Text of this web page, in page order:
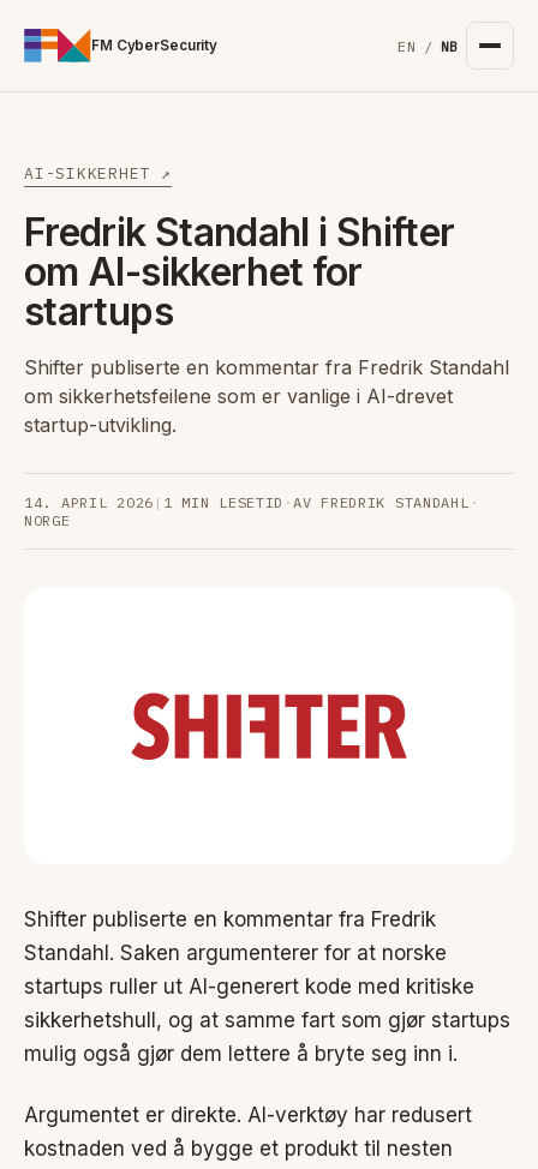
FM CyberSecurity EN / NB
AI-SIKKERHET ↗
Fredrik Standahl i Shifter
om AI-sikkerhet for
startups
Shifter publiserte en kommentar fra Fredrik Standahl
om sikkerhetsfeilene som er vanlige i AI-drevet
startup-utvikling.
14. APRIL 2026 | 1 MIN LESETID · AV FREDRIK STANDAHL ·
NORGE
Shifter publiserte en kommentar fra Fredrik
Standahl. Saken argumenterer for at norske
startups ruller ut AI-generert kode med kritiske
sikkerhetshull, og at samme fart som gjør startups
mulig også gjør dem lettere å bryte seg inn i.
Argumentet er direkte. AI-verktøy har redusert
kostnaden ved å bygge et produkt til nesten